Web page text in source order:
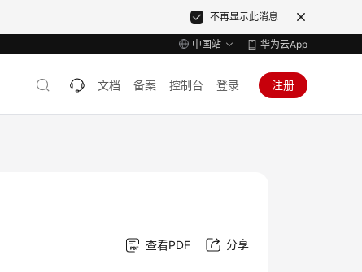
不再显示此消息
中国站 华为云App
文档 备案 控制台 登录 注册
查看PDF 分享